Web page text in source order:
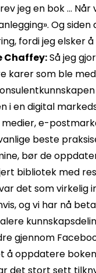
jeg en bok … Når
Og
fordi jeg elsker
Chaffey:Så jeg
karer som ble
i en digital
e-
beste
bør de
bibliotek med
det som virkelig
og vi har nå
gjennom
oppdatere